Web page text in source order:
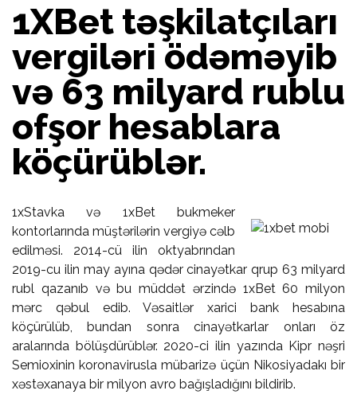
1XBet təşkilatçıları
vergiləri ödəməyib
və 63 milyard rublu
ofşor hesablara
köçürüblər.
1xStavka və 1xBet bukmeker
kontorlarında müştərilərin vergiyə cəlb
edilməsi. 2014-cü ilin oktyabrından
2019-cu ilin may ayına qədər cinayətkar qrup 63 milyard
rubl qazanıb və bu müddət ərzində 1xBet 60 milyon
mərc qəbul edib. Vəsaitlər xarici bank hesabına
köçürülüb, bundan sonra cinayətkarlar onları öz
aralarında bölüşdürüblər. 2020-ci ilin yazında Kipr nəşri
Semioxinin koronavirusla mübarizə üçün Nikosiyadakı bir
xəstəxanaya bir milyon avro bağışladığını bildirib.